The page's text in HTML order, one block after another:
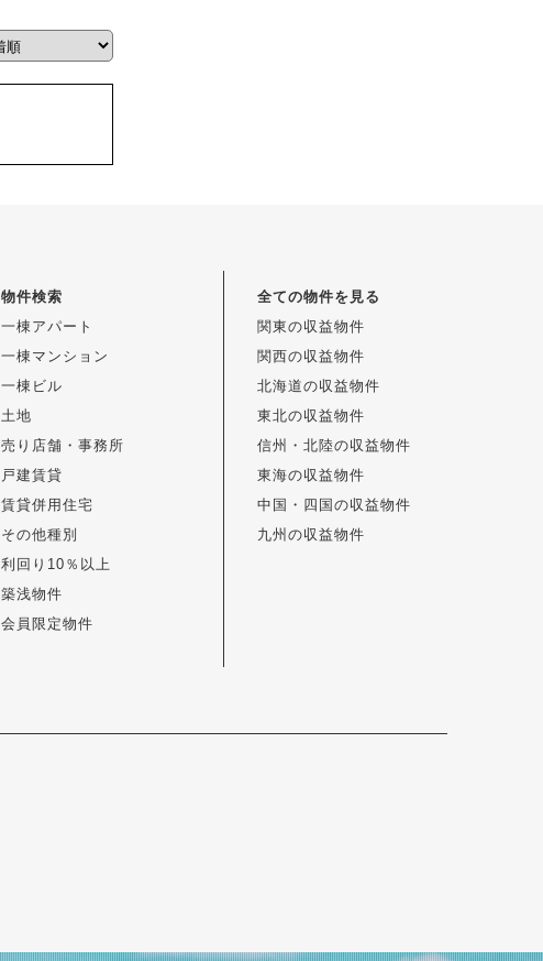
物件検索
一棟アパート
一棟マンション
一棟ビル
土地
売り店舗・事務所
戸建賃貸
賃貸併用住宅
その他種別
利回り10％以上
築浅物件
会員限定物件
全ての物件を見る
関東の収益物件
関西の収益物件
北海道の収益物件
東北の収益物件
信州・北陸の収益物件
東海の収益物件
中国・四国の収益物件
九州の収益物件